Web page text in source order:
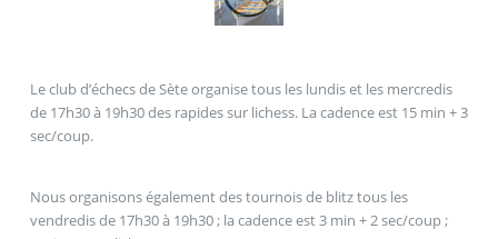
Le club d’échecs de Sète organise tous les lundis et les mercredis
de 17h30 à 19h30 des rapides sur lichess. La cadence est 15 min + 3
sec/coup.
Nous organisons également des tournois de blitz tous les
vendredis de 17h30 à 19h30 ; la cadence est 3 min + 2 sec/coup ;